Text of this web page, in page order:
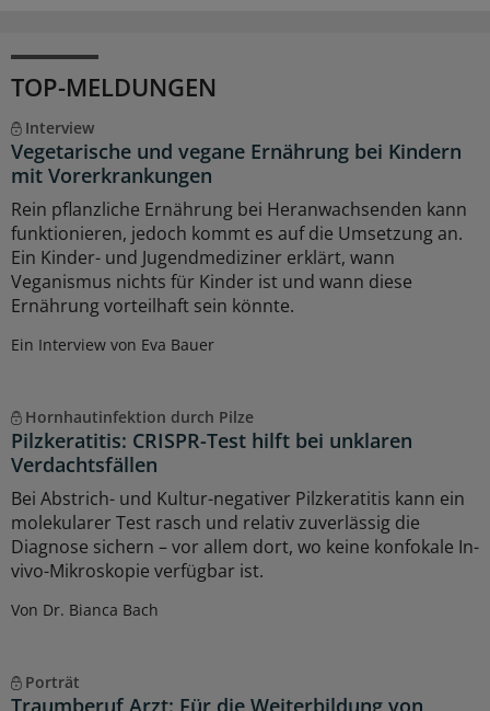
TOP-MELDUNGEN
Interview
Vegetarische und vegane Ernährung bei Kindern
mit Vorerkrankungen
Rein pflanzliche Ernährung bei Heranwachsenden kann
funktionieren, jedoch kommt es auf die Umsetzung an.
Ein Kinder- und Jugendmediziner erklärt, wann
Veganismus nichts für Kinder ist und wann diese
Ernährung vorteilhaft sein könnte.
Ein Interview von Eva Bauer
Hornhautinfektion durch Pilze
Pilzkeratitis: CRISPR-Test hilft bei unklaren
Verdachtsfällen
Bei Abstrich- und Kultur-negativer Pilzkeratitis kann ein
molekularer Test rasch und relativ zuverlässig die
Diagnose sichern – vor allem dort, wo keine konfokale In-
vivo-Mikroskopie verfügbar ist.
Von Dr. Bianca Bach
Porträt
Traumberuf Arzt: Für die Weiterbildung von